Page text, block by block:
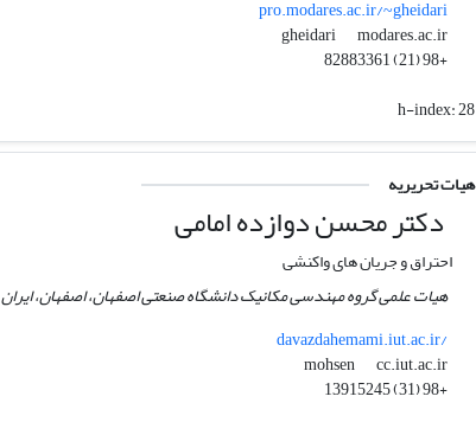
pro.modares.ac.ir/~gheidari
gheidari
modares.ac.ir
+98 (21) 82883361
h-index:28
هیات تحریریه
دکتر محسن دوازده امامی
احتراق و جریان های واکنشی
هیات علمی گروه مهندسی مکانیک دانشگاه صنعتی اصفهان، اصفهان، ایران
davazdahemami.iut.ac.ir/
mohsen
cc.iut.ac.ir
+98 (31) 13915245